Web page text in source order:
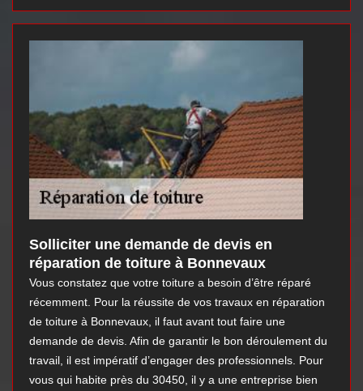
Solliciter une demande de devis en
réparation de toiture à Bonnevaux
Vous constatez que votre toiture a besoin d’être réparé
récemment. Pour la réussite de vos travaux en réparation
de toiture à Bonnevaux, il faut avant tout faire une
demande de devis. Afin de garantir le bon déroulement du
travail, il est impératif d’engager des professionnels. Pour
vous qui habite près du 30450, il y a une entreprise bien